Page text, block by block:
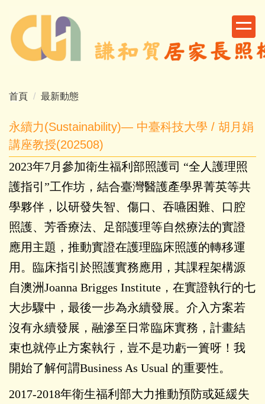
到
主
要
區
首頁 最新動態
永續力(Sustainability)— 中臺科技大學 / 胡月娟
講座教授(202508)
2023年7月參加衛生福利部照護司 “全人護理照
護指引”工作坊，結合臺灣醫護產學界菁英等共
學夥伴，以研發失智、傷口、吞嚥困難、口腔
照護、芳香療法、足部護理等自然療法的實證
應用主題，推動實證在護理臨床照護的轉移運
用。臨床指引於照護實務應用，其課程架構源
自澳洲Joanna Brigges Institute，在實證執行的七
大步驟中，最後一步為永續發展。介入方案若
沒有永續發展，融滲至日常臨床實務，計畫結
束也就停止方案執行，豈不是功虧一簣呀！我
開始了解何謂Business As Usual 的重要性。
2017-2018年衛生福利部大力推動預防或延緩失